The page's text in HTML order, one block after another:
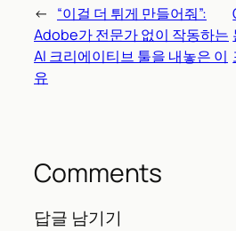
← “이걸 더 튀게 만들어줘”:
Adobe가 전문가 없이 작동하는
AI 크리에이티브 툴을 내놓은 이
유
Comments
답글 남기기